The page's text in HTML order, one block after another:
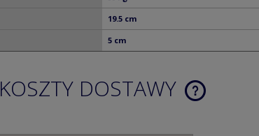
19.5 cm
5 cm
KOSZTY DOSTAWY